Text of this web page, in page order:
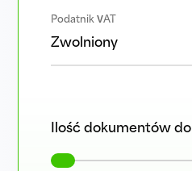
Podatnik VAT
Ilość dokumentów do